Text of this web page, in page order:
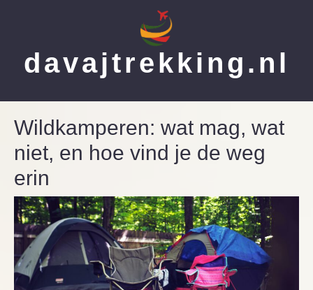
davajtrekking.nl
Wildkamperen: wat mag, wat
niet, en hoe vind je de weg
erin